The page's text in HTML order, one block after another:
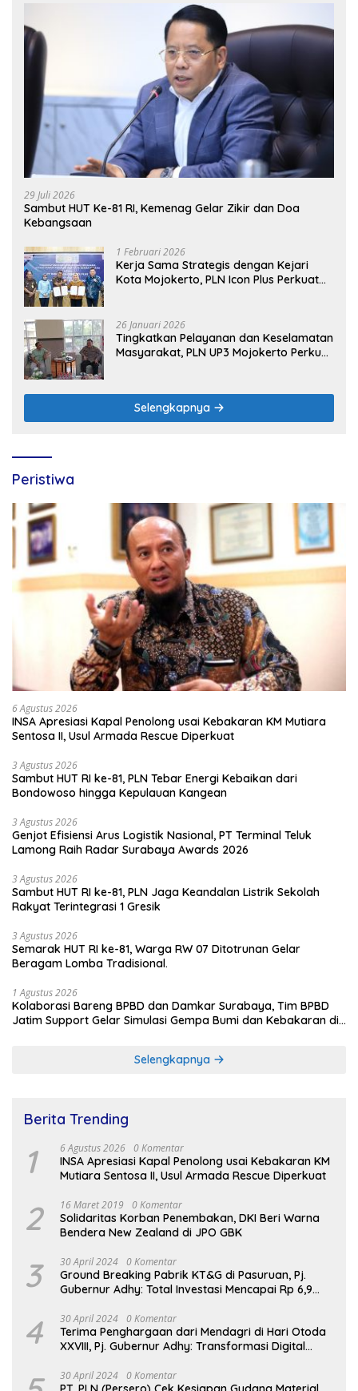
29 Juli 2026
Sambut HUT Ke-81 RI, Kemenag Gelar Zikir dan Doa
Kebangsaan
1 Februari 2026
Kerja Sama Strategis dengan Kejari
Kota Mojokerto, PLN Icon Plus Perkuat
26 Januari 2026
Tingkatkan Pelayanan dan Keselamatan
Masyarakat, PLN UP3 Mojokerto Perkuat
Selengkapnya
Peristiwa
6 Agustus 2026
INSA Apresiasi Kapal Penolong usai Kebakaran KM Mutiara
Sentosa II, Usul Armada Rescue Diperkuat
3 Agustus 2026
Sambut HUT RI ke-81, PLN Tebar Energi Kebaikan dari
Bondowoso hingga Kepulauan Kangean
3 Agustus 2026
Genjot Efisiensi Arus Logistik Nasional, PT Terminal Teluk
Lamong Raih Radar Surabaya Awards 2026
3 Agustus 2026
Sambut HUT RI ke-81, PLN Jaga Keandalan Listrik Sekolah
Rakyat Terintegrasi 1 Gresik
3 Agustus 2026
Semarak HUT RI ke-81, Warga RW 07 Ditotrunan Gelar
Beragam Lomba Tradisional.
1 Agustus 2026
Kolaborasi Bareng BPBD dan Damkar Surabaya, Tim BPBD
Jatim Support Gelar Simulasi Gempa Bumi dan Kebakaran di
Selengkapnya
Berita Trending
1 6 Agustus 2026 0 Komentar
INSA Apresiasi Kapal Penolong usai Kebakaran KM
Mutiara Sentosa II, Usul Armada Rescue Diperkuat
2 16 Maret 2019 0 Komentar
Solidaritas Korban Penembakan, DKI Beri Warna
Bendera New Zealand di JPO GBK
3 30 April 2024 0 Komentar
Ground Breaking Pabrik KT&G di Pasuruan, Pj.
Gubernur Adhy: Total Investasi Mencapai Rp 6,9
4 30 April 2024 0 Komentar
Terima Penghargaan dari Mendagri di Hari Otoda
XXVIII, Pj. Gubernur Adhy: Transformasi Digital
Keberhasilan Jatim
30 April 2024 0 Komentar